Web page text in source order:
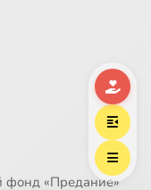
«Предание»